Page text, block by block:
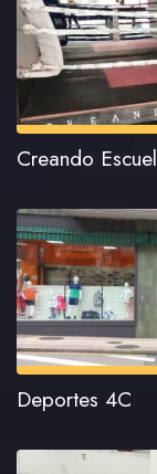
Creando
Deportes 4C